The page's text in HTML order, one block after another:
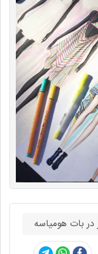
در بات هومیاسه